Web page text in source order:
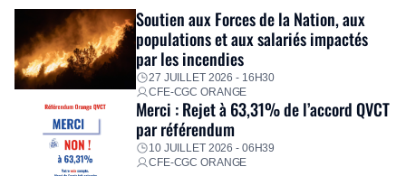
Fidèle à sa mission d’utilité sociale, le Groupe mobilise
immédiatement ses équipes afin de proposer un diagnostic
personnalisé, des aides financières pour faire face aux
premières dépenses, […]
Soutien aux Forces de la Nation, aux
populations et aux salariés impactés
par les incendies
27 JUILLET 2026 - 16H30
CFE-CGC ORANGE
Merci : Rejet à 63,31% de l’accord QVCT
par référendum
10 JUILLET 2026 - 06H39
CFE-CGC ORANGE